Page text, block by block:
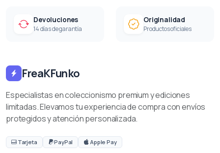
Devoluciones
14 días de garantía
Originalidad
Productos oficiales
FreaKFunko
Especialistas en coleccionismo premium y ediciones
limitadas. Elevamos tu experiencia de compra con envíos
protegidos y atención personalizada.
Tarjeta PayPal Apple Pay